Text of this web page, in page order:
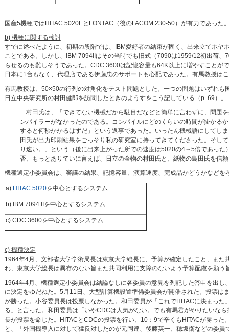
国産5機種ではHITAC 5020EとFONTAC（後のFACOM 230-50）が有力であった
b) 機種に関する検討
すでに述べたように、初期の段階では、IBM愛好者の結束が固く、出来立てホ
ことである。しかし、IBM 7094IIはその当時でも旧式（7090は1959/12初出荷
らせるのも難しそうであった。CDC 3600は記憶容量も64K以上に増やすこと
日本に1台もなく、代理店である伊藤忠のサポートも心配であった。有馬教授は
有馬教授は、50×50の行列の対角化をテスト問題とした。一つの問題はいずれ
日立中央研究所の村田健郎を訪問したときのようすをこう記している（p. 69）。
村田氏は、「できてない機械だから駄目だなどと簡単に言わずに、問題
ンパイラーがなかったのである。コンパイルにどのくらいの時間が掛かる
すると何秒かかるはずだ」という返事であった。いったん機械語にして
田氏が出力印刷結果をごっそり私の研究室に持ってきてくださった。そ
り速い。」という（後に出来上がった所での速度は5020の4～5倍であっ
否、もっとありていに言えば、日立の金物の村田氏と、紙物の島田氏を信
機種選定小委員会は、審議の結果、記憶容量、演算速度、完成品かどうかなど
a) HITAC 5020を中心とするシステム
b) IBM 7094 IIを中心とするシステム
c) CDC 3600を中心とするシステム
c) 機種決定
1964年4月、文部省大学学術局長は東京大学総長に、予算が確定したこと、また
れ、東京大学総長は異存のない旨また共同利用に支障のないよう予算配慮を願う
1964年4月、機種選定小委員会は結論なしに各委員の意見を列記した答申を出し
に決定をゆだねた。5月11日、大型計算機設置準備委員会が開催された。投票は
が勝った。小谷委員長は投票しなかった。和田委員が「これでHITACに決まった
る」と言った。和田委員は「いやCDCは人気がない。でも有馬君がやりたいな
長が投票を命じた。HITACとCDCの投票を行い、10：9で辛くもHITACが勝った
と、「外国機導入に対して猛反対したのが元岡達、後藤英一、穂坂衛などの委